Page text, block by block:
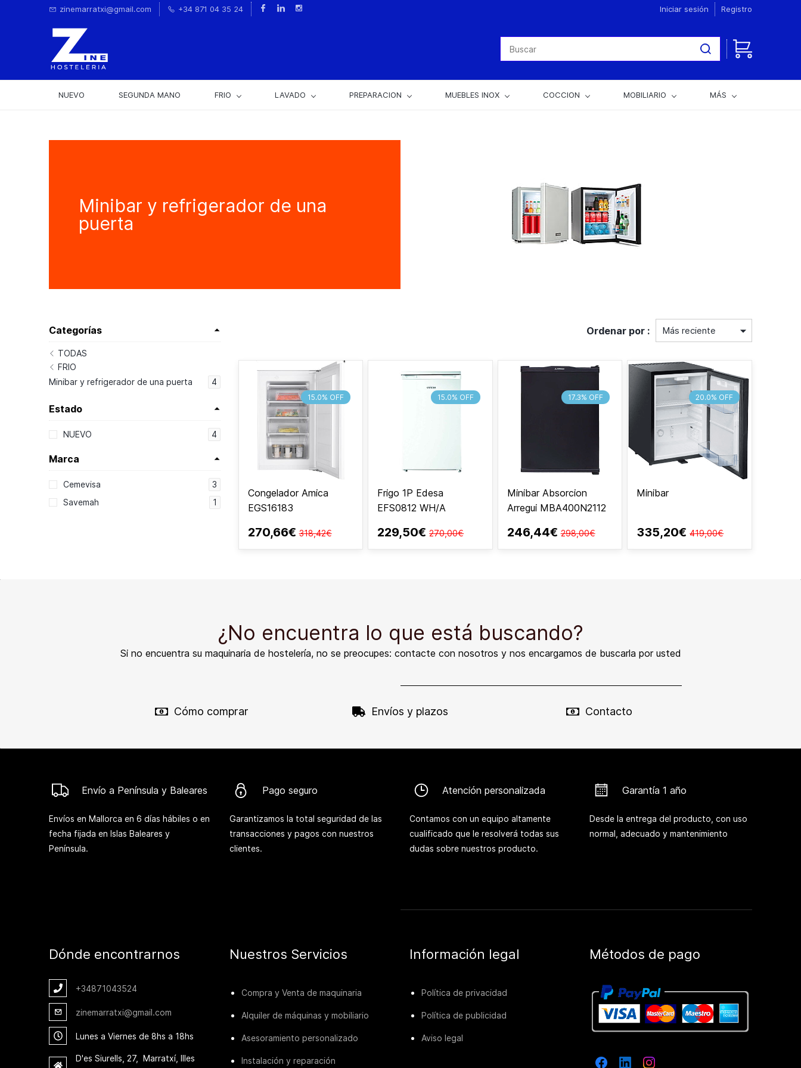
zinemarratxi@gmail.com +34 871 04 35 24 Iniciar sesión Registro
NUEVO SEGUNDA MANO FRIO LAVADO PREPARACION MUEBLES INOX COCCION MOBILIARIO MÁS
Minibar y refrigerador de una
puerta
Categorías
TODAS
FRIO
Minibar y refrigerador de una puerta
4
Estado
NUEVO 4
Marca
Cemevisa
3
Savemah
1
Ordenar por :
Congelador Amica
EGS16183
270,66€ 318,42€
15.0% OFF
Frigo 1P Edesa
EFS0812 WH/A
229,50€ 270,00€
15.0% OFF
Minibar Absorcion
Arregui MBA400N2112
246,44€ 298,00€
17.3% OFF
Minibar
335,20€ 419,00€
20.0% OFF
¿No encuentra lo que está buscando?
Si no encuentra su maquinaria de hostelería, no se preocupes: contacte con nosotros y nos encargamos de buscarla por usted
Cómo comprar Envíos y plazos Contacto
Envío a Península y Baleares
Envíos en Mallorca en 6 días hábiles o en
fecha fijada en Islas Baleares y
Península.
Pago seguro
Garantizamos la total seguridad de las
transacciones y pagos con nuestros
clientes.
Atención personalizada
Contamos con un equipo altamente
cualificado que le resolverá todas sus
dudas sobre nuestros producto.
Garantía 1 año
Desde la entrega del producto, con uso
normal, adecuado y mantenimiento
Dónde encontrarnos
+34871043524
zinemarratxi@gmail.com
Lunes a Viernes de 8hs a 18hs
D'es Siurells, 27, Marratxí, Illes
Nuestros Servicios
Compra y Venta de maquinaria
Alquiler de máquinas y mobiliario
Asesoramiento personalizado
Instalación y reparación
Información legal
Política de privacidad
Política de publicidad
Aviso legal
Métodos de pago